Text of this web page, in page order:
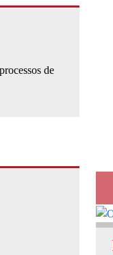
de